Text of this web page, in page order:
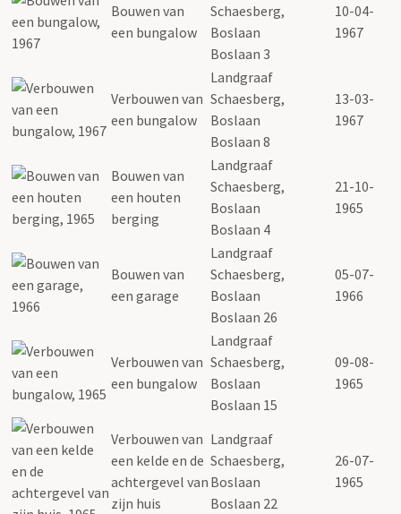
Bouwen van
een bungalow
Schaesberg,
Boslaan
Boslaan 3
10-04-
1967
Verbouwen van
een bungalow
Landgraaf
Schaesberg,
Boslaan
Boslaan 8
13-03-
1967
Bouwen van
een houten
berging
Landgraaf
Schaesberg,
Boslaan
Boslaan 4
21-10-
1965
Bouwen van
een garage
Landgraaf
Schaesberg,
Boslaan
Boslaan 26
05-07-
1966
Verbouwen van
een bungalow
Landgraaf
Schaesberg,
Boslaan
Boslaan 15
09-08-
1965
Verbouwen van
een kelde en de
achtergevel van
zijn huis
Landgraaf
Schaesberg,
Boslaan
Boslaan 22
26-07-
1965